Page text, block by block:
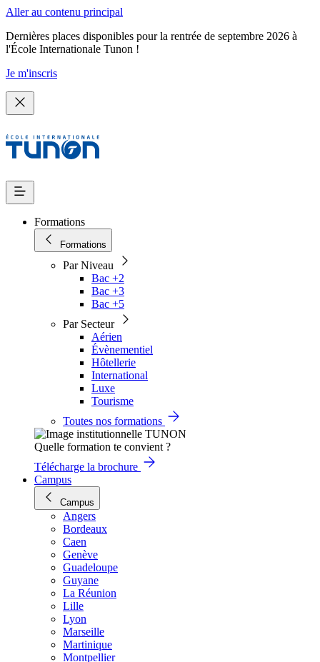
Aller au contenu principal
Dernières places disponibles pour la rentrée de septembre 2026 à
l'École Internationale Tunon !
Je m'inscris
Formations
Formations
Par Niveau
Bac +2
Bac +3
Bac +5
Par Secteur
Aérien
Évènementiel
Hôtellerie
International
Luxe
Tourisme
Toutes nos formations
Quelle formation te convient ?
Télécharge la brochure
Campus
Campus
Angers
Bordeaux
Caen
Genève
Guadeloupe
Guyane
La Réunion
Lille
Lyon
Marseille
Martinique
Montpellier